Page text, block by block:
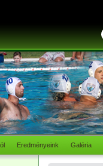
Eredményeink Galéria